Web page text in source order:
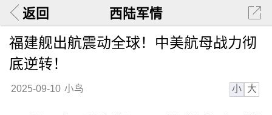
返回 西陆军情
福建舰出航震动全球！中美航母战力彻
底逆转！
2025-09-10 小鸟 小 大